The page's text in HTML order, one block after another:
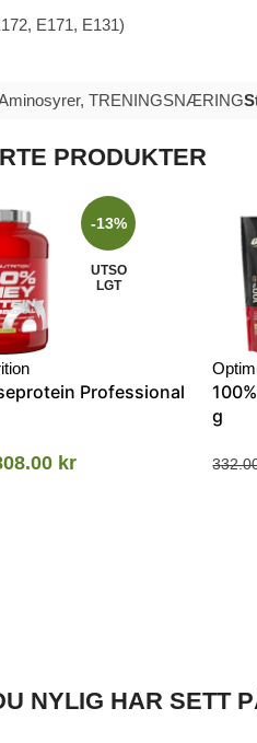
E171, E131)
, TRENINGSNÆRING
PRODUKTER
-13%
UTSO
LGT
Professional
kr
g
NYLIG HAR SETT